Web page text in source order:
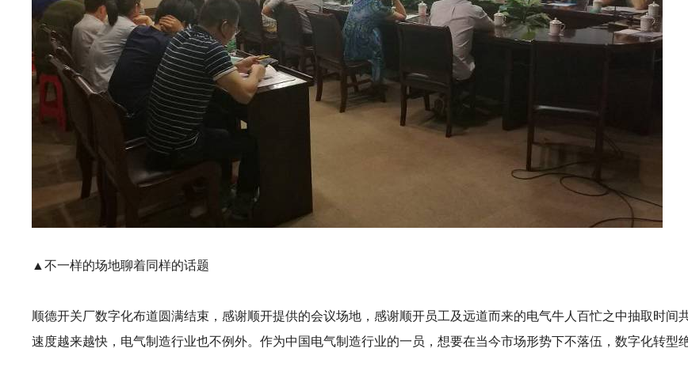
▲不一样的场地聊着同样的话题
顺德开关厂数字化布道圆满结束，感谢顺开提供的会议场地，感谢顺开员工及远道而来的电气牛人百忙之中抽取时
速度越来越快，电气制造行业也不例外。作为中国电气制造行业的一员，想要在当今市场形势下不落伍，数字化转型